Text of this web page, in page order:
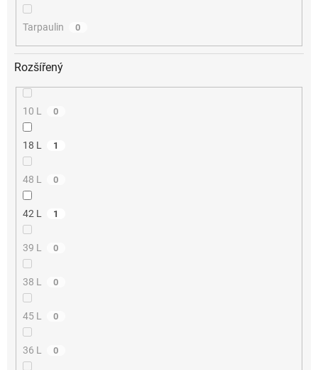
Tarpaulin 0
Rozšířený
10 L 0
18 L 1
48 L 0
42 L 1
39 L 0
38 L 0
45 L 0
36 L 0